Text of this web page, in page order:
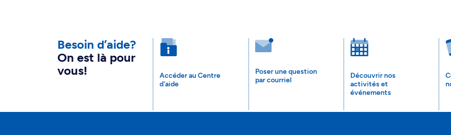
Besoin d’aide?
On est là pour
vous!
Accéder au Centre
d'aide
Poser une question
par courriel
Découvrir nos
activités et
événements